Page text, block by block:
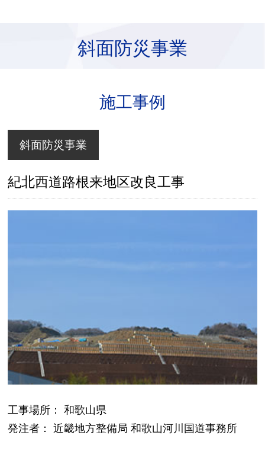
斜面防災事業
施工事例
斜面防災事業
紀北西道路根来地区改良工事
工事場所： 和歌山県
発注者： 近畿地方整備局 和歌山河川国道事務所